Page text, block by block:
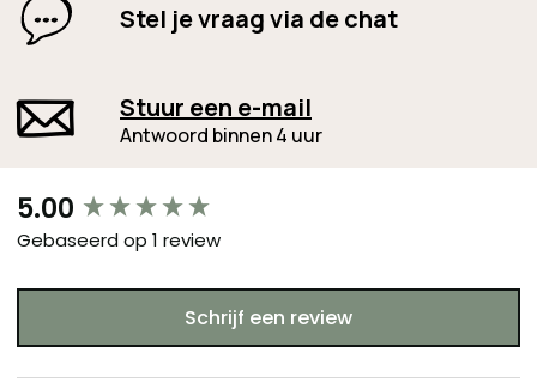
Stel je vraag via de chat
Stuur een e-mail
Antwoord binnen 4 uur
5.00
Gebaseerd op 1 review
Schrijf een review
New content loaded